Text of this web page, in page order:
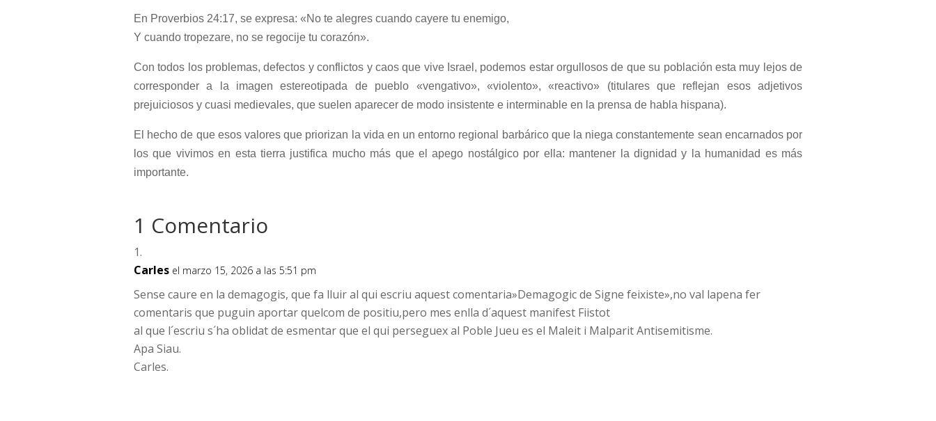
En Proverbios 24:17, se expresa: «No te alegres cuando cayere tu enemigo,
Y cuando tropezare, no se regocije tu corazón».
Con todos los problemas, defectos y conflictos y caos que vive Israel, podemos estar orgullosos de que su población esta muy lejos de
corresponder a la imagen estereotipada de pueblo «vengativo», «violento», «reactivo» (titulares que reflejan esos adjetivos
prejuiciosos y cuasi medievales, que suelen aparecer de modo insistente e interminable en la prensa de habla hispana).
El hecho de que esos valores que priorizan la vida en un entorno regional barbárico que la niega constantemente sean encarnados por
los que vivimos en esta tierra justifica mucho más que el apego nostálgico por ella: mantener la dignidad y la humanidad es más
importante.
1 Comentario
Carles el marzo 15, 2026 a las 5:51 pm
Sense caure en la demagogis, que fa lluir al qui escriu aquest comentaria»Demagogic de Signe feixiste»,no val lapena fer
comentaris que puguin aportar quelcom de positiu,pero mes enlla d´aquest manifest Fiistot
al que l´escriu s´ha oblidat de esmentar que el qui perseguex al Poble Jueu es el Maleit i Malparit Antisemitisme.
Apa Siau.
Carles.